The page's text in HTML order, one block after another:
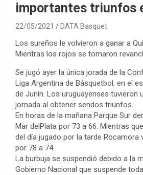
importantes triunfos
22/05/2021 DATA Basquet
Los sureños le volvieron a ganar a
Mientras los rojos se tomaron
Se jugó ayer la única jorada de la
Liga Argentina de Básquetbol, en el
de Junín. Los uruguayenses tuvieron
jornada al obtener sendos triunfos.
En horas de la mañana Parque Sur
Mar delPlata por 73 a 66. Mientras
del día jugado por la tarde Rocamora
por 78 a 74.
La burbuja se suspendió debido a la
Gobierno Nacional que suspende